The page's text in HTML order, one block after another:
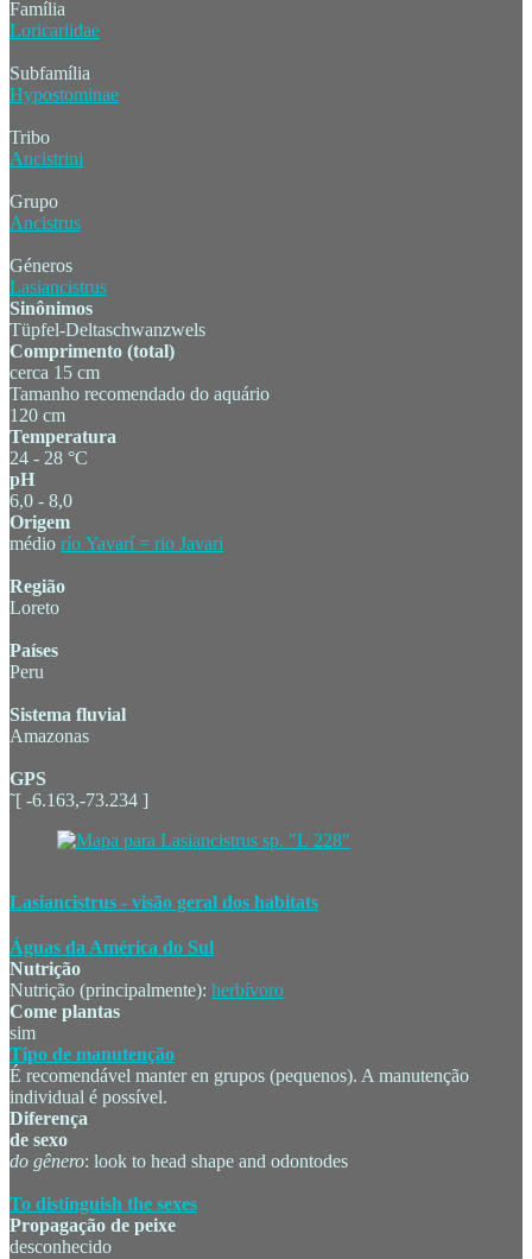
Família
Loricariidae
Subfamília
Hypostominae
Tribo
Ancistrini
Grupo
Ancistrus
Géneros
Lasiancistrus
Sinônimos
Tüpfel-Deltaschwanzwels
Comprimento (total)
cerca 15 cm
Tamanho recomendado do aquário
120 cm
Temperatura
24 - 28 °C
pH
6,0 - 8,0
Origem
médio río Yavarí = rio Javari
Região
Loreto
Países
Peru
Sistema fluvial
Amazonas
GPS
˜[ -6.163,-73.234 ]
Lasiancistrus - visão geral dos habitats
Águas da América do Sul
Nutrição
Nutrição (principalmente): herbívoro
Come plantas
sim
Tipo de manutenção
É recomendável manter en grupos (pequenos). A manutenção
individual é possível.
Diferença
de sexo
do gênero: look to head shape and odontodes
To distinguish the sexes
Propagação de peixe
desconhecido